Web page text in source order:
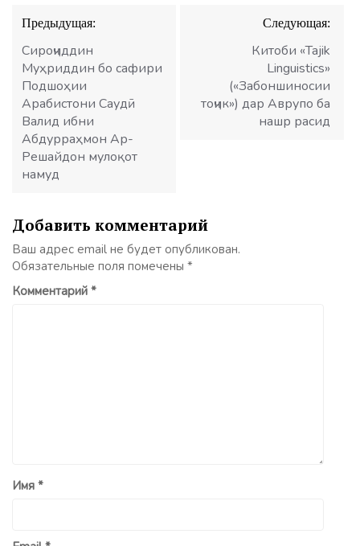
Навигация
по
записям
Предыдущая:
Сироҷиддин
Муҳриддин бо cафири
Подшоҳии
Арабистони Саудӣ
Валид ибни
Абдурраҳмон Ар-
Решайдон мулоқот
намуд
Следующая:
Китоби «Tajik
Linguistics»
(«Забоншиносии
тоҷик») дар Аврупо ба
нашр расид
Добавить комментарий
Ваш адрес email не будет опубликован.
Обязательные поля помечены *
Комментарий *
Имя *